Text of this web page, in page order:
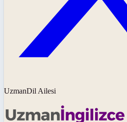
UzmanDil Ailesi